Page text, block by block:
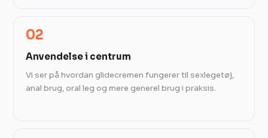
02
Anvendelse i centrum
Vi ser på hvordan glidecremen fungerer til sexlegetøj,
anal brug, oral leg og mere generel brug i praksis.